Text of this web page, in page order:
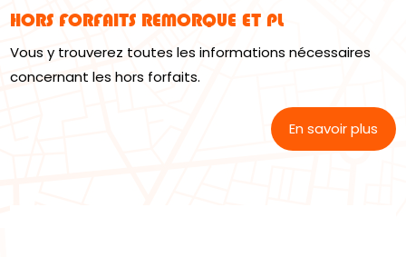
HORS FORFAITS REMORQUE ET PL
Vous y trouverez toutes les informations nécessaires
concernant les hors forfaits.
En savoir plus